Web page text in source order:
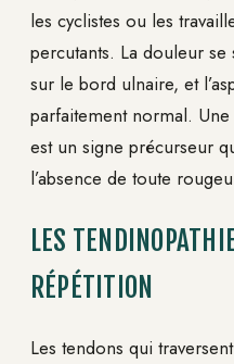
les cyclistes ou les
percutants. La douleur
sur le bord ulnaire, et
parfaitement normal.
est un signe précurseur
l’absence de toute
LES
RÉPÉTITION
Les tendons qui